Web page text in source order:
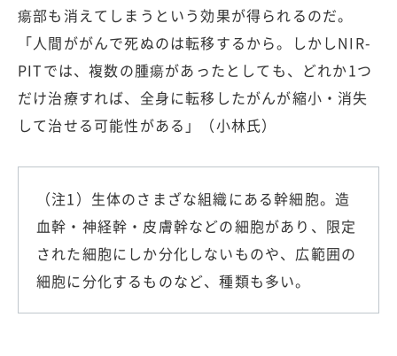
瘍部も消えてしまうという効果が得られるのだ。
「人間ががんで死ぬのは転移するから。しかしNIR-
PITでは、複数の腫瘍があったとしても、どれか1つ
だけ治療すれば、全身に転移したがんが縮小・消失
して治せる可能性がある」（小林氏）
（注1）生体のさまざな組織にある幹細胞。造
血幹・神経幹・皮膚幹などの細胞があり、限定
された細胞にしか分化しないものや、広範囲の
細胞に分化するものなど、種類も多い。